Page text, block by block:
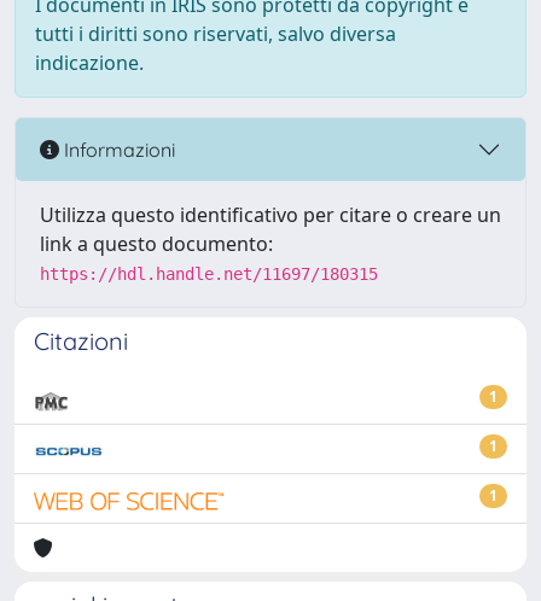
tutti i diritti sono riservati, salvo diversa
indicazione.
Informazioni
Utilizza questo identificativo per citare o creare un
link a questo documento:
https://hdl.handle.net/11697/180315
Citazioni
1
1
1